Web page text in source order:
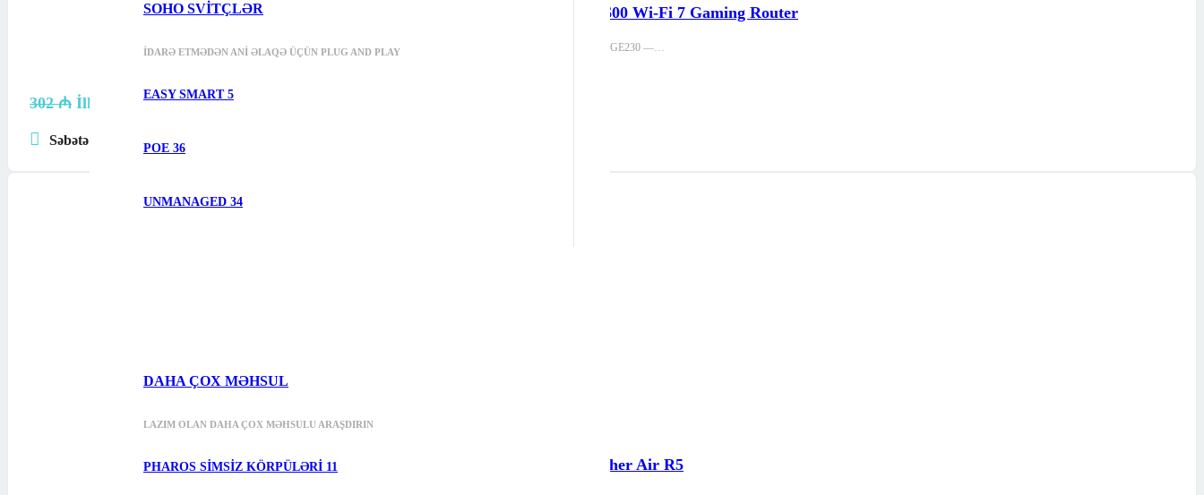
SOHO SVITÇLƏR
İDARƏ ETMƏDƏN ANI ƏLAQƏ ÜÇÜN PLUG AND PLAY
EASY SMART 5
POE 36
UNMANAGED 34
DAHA ÇOX MƏHSUL
LAZIM OLAN DAHA ÇOX MƏHSULU ARAŞDIRIN
PHAROS SIMSIZ KÖRPÜLƏRI 11
TP-Link Archer GE230 BE3600 Wi-Fi 7 Gaming Router
TP-Link Archer GE230 —…
302₼ İlkin qiymət: 302 ₼.290
Səbətə at
TP-Link Archer Air R5